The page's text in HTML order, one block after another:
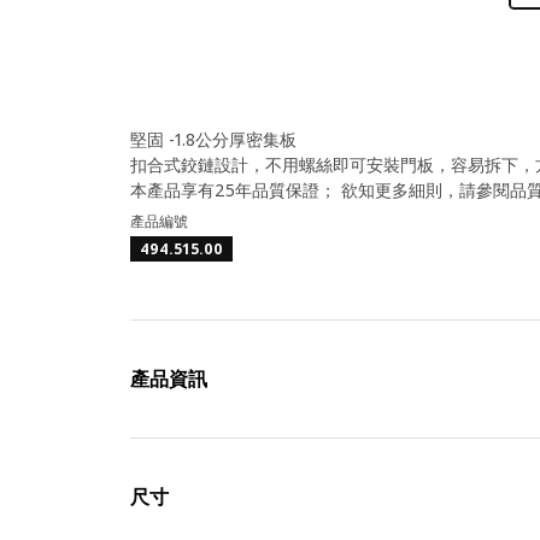
堅固 -1.8公分厚密集板
扣合式鉸鏈設計，不用螺絲即可安裝門板，容易拆下，
本產品享有25年品質保證； 欲知更多細則，請參閱品
產品編號
494.515.00
產品資訊
尺寸